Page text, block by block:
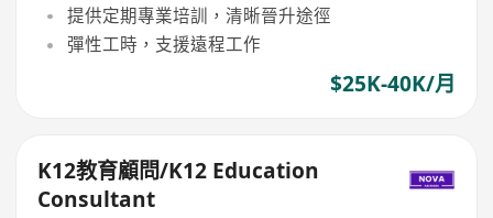
提供定期專業培訓，清晰晉升途徑
彈性工時，支援遠程工作
$25K-40K/月
K12教育顧問/K12 Education
Consultant